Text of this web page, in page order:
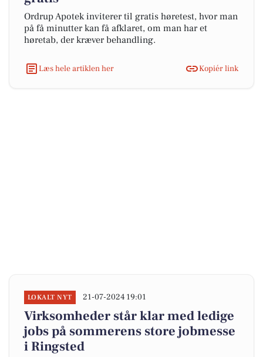
Ordrup Apotek inviterer til gratis høretest, hvor man
på få minutter kan få afklaret, om man har et
høretab, der kræver behandling.
Læs hele artiklen her Kopiér link
LOKALT NYT 21-07-2024 19:01
Virksomheder står klar med ledige
jobs på sommerens store jobmesse
i Ringsted